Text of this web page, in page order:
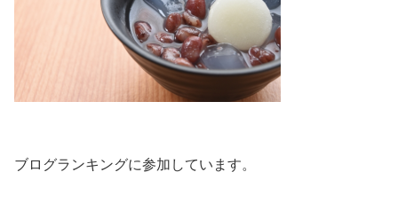
ブログランキングに参加しています。